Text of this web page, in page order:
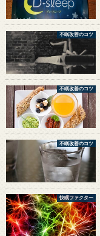
不眠改善のコツ
不眠改善のコツ
不眠改善のコツ
快眠ファクター